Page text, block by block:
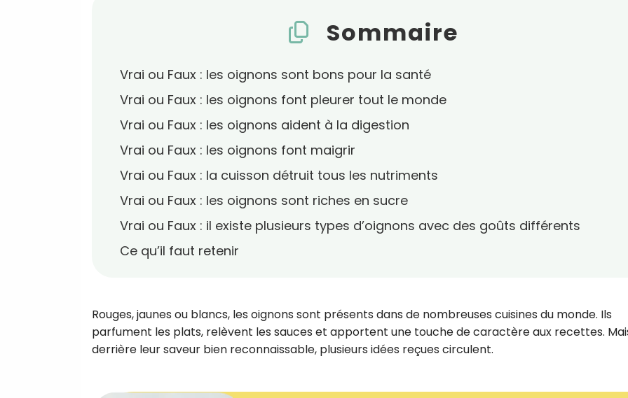
Sommaire
Vrai ou Faux : les oignons sont bons pour la santé
Vrai ou Faux : les oignons font pleurer tout le monde
Vrai ou Faux : les oignons aident à la digestion
Vrai ou Faux : les oignons font maigrir
Vrai ou Faux : la cuisson détruit tous les nutriments
Vrai ou Faux : les oignons sont riches en sucre
Vrai ou Faux : il existe plusieurs types d’oignons avec des goûts différents
Ce qu’il faut retenir
Rouges, jaunes ou blancs, les oignons sont présents dans de nombreuses cuisines du monde. Ils
parfument les plats, relèvent les sauces et apportent une touche de caractère aux recettes.
derrière leur saveur bien reconnaissable, plusieurs idées reçues circulent.